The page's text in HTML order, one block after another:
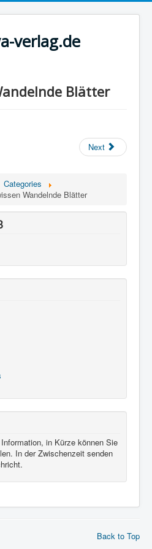
verlag.de
Blätter
Next
Categories
Wandelnde Blätter
in Kürze können Sie
In der Zwischenzeit senden
Back to Top